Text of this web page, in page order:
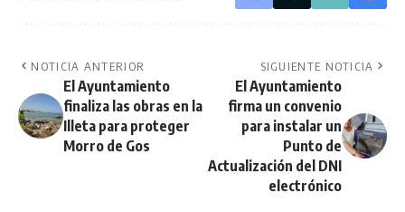
NOTICIA ANTERIOR
El Ayuntamiento
finaliza las obras en la
Illeta para proteger
Morro de Gos
SIGUIENTE NOTICIA
El Ayuntamiento
firma un convenio
para instalar un
Punto de
Actualización del DNI
electrónico